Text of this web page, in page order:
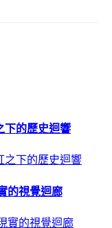
下的歷史迴響
的視覺迴廊